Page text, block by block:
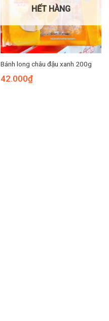
HẾT HÀNG
Bánh long châu đậu xanh 200g
42.000₫